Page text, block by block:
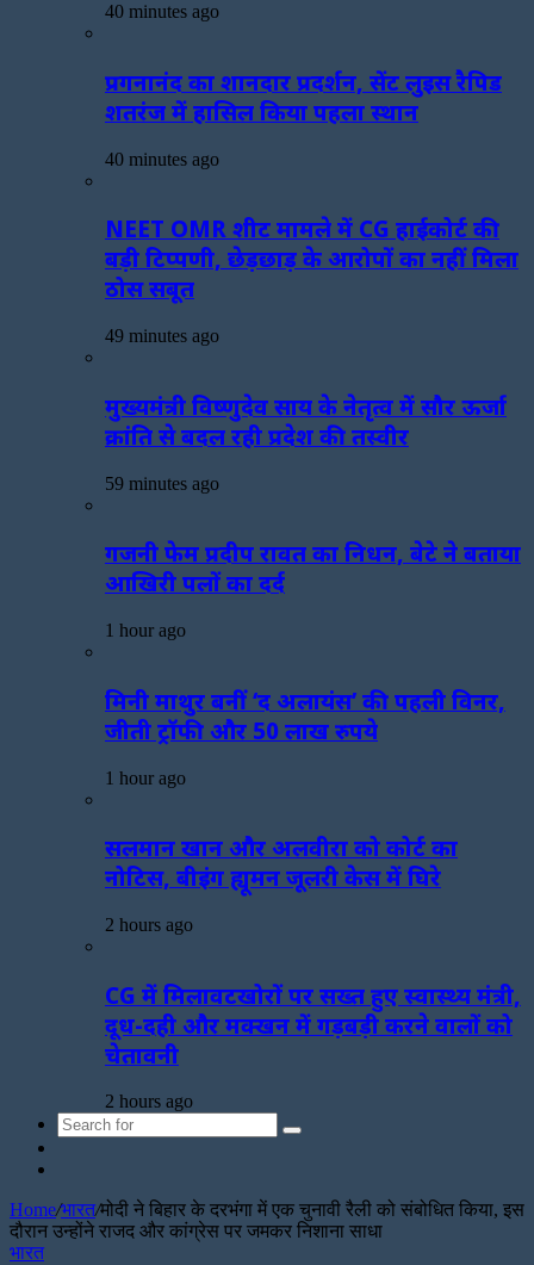
40 minutes ago
प्रगनानंद का शानदार प्रदर्शन, सेंट लुइस रैपिड
शतरंज में हासिल किया पहला स्थान
40 minutes ago
NEET OMR शीट मामले में CG हाईकोर्ट की
बड़ी टिप्पणी, छेड़छाड़ के आरोपों का नहीं मिला
ठोस सबूत
49 minutes ago
मुख्यमंत्री विष्णुदेव साय के नेतृत्व में सौर ऊर्जा
क्रांति से बदल रही प्रदेश की तस्वीर
59 minutes ago
गजनी फेम प्रदीप रावत का निधन, बेटे ने बताया
आखिरी पलों का दर्द
1 hour ago
मिनी माथुर बनीं ‘द अलायंस’ की पहली विनर,
जीती ट्रॉफी और 50 लाख रुपये
1 hour ago
सलमान खान और अलवीरा को कोर्ट का
नोटिस, बीइंग ह्यूमन जूलरी केस में घिरे
2 hours ago
CG में मिलावटखोरों पर सख्त हुए स्वास्थ्य मंत्री,
दूध-दही और मक्खन में गड़बड़ी करने वालों को
चेतावनी
2 hours ago
Search
Home/भारत/मोदी ने बिहार के दरभंगा में एक चुनावी रैली को संबोधित किया, इस
दौरान उन्होंने राजद और कांग्रेस पर जमकर निशाना साधा
भारत